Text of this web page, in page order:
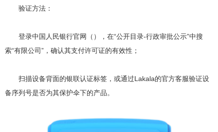
验证方法：
登录中国人民银行官网（），在“公开目录-行政审批公示”中搜
索“有限公司”，确认其支付许可证的有效性；
扫描设备背面的银联认证标签，或通过Lakala的官方客服验证设
备序列号是否为其保护伞下的产品。